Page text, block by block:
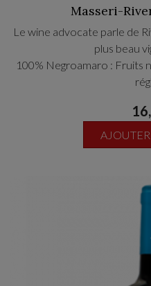
Masseri-
Le wine advocate parle de
plus beau
100% Negroamaro : Fruits